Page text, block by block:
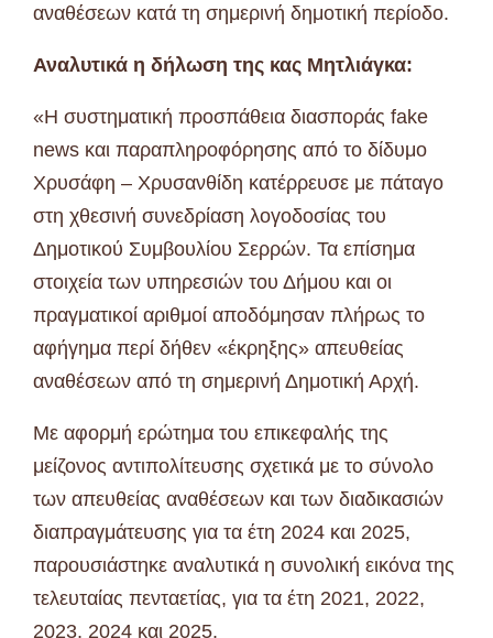
αναθέσεων κατά τη σημερινή δημοτική περίοδο.
Αναλυτικά η δήλωση της κας Μητλιάγκα:
«Η συστηματική προσπάθεια διασποράς fake
news και παραπληροφόρησης από το δίδυμο
Χρυσάφη – Χρυσανθίδη κατέρρευσε με πάταγο
στη χθεσινή συνεδρίαση λογοδοσίας του
Δημοτικού Συμβουλίου Σερρών. Τα επίσημα
στοιχεία των υπηρεσιών του Δήμου και οι
πραγματικοί αριθμοί αποδόμησαν πλήρως το
αφήγημα περί δήθεν «έκρηξης» απευθείας
αναθέσεων από τη σημερινή Δημοτική Αρχή.
Με αφορμή ερώτημα του επικεφαλής της
μείζονος αντιπολίτευσης σχετικά με το σύνολο
των απευθείας αναθέσεων και των διαδικασιών
διαπραγμάτευσης για τα έτη 2024 και 2025,
παρουσιάστηκε αναλυτικά η συνολική εικόνα της
τελευταίας πενταετίας, για τα έτη 2021, 2022,
2023, 2024 και 2025.